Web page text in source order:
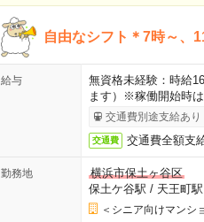
自由なシフト＊7時～、
給与
無資格未経験：時給
ます）※稼働開始時
交通費別途支給あり
交通費 交通費全額支
勤務地
横浜市保土ヶ谷区
保土ケ谷駅 / 天王町駅
＜シニア向けマンシ